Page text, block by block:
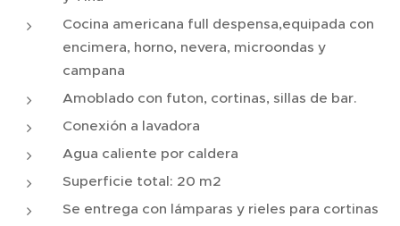
Cocina americana full despensa,equipada con
encimera, horno, nevera, microondas y
campana
Amoblado con futon, cortinas, sillas de bar.
Conexión a lavadora
Agua caliente por caldera
Superficie total: 20 m2
Se entrega con lámparas y rieles para cortinas